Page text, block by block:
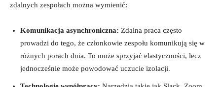
‍zdalnych zespołach⁣ można wymienić:
Komunikacja asynchroniczna: Zdalna praca często
prowadzi do tego, że członkowie zespołu komunikują się w
różnych⁢ porach⁢ dnia. To może sprzyjać elastyczności, lecz
jednocześnie może powodować uczucie izolacji.